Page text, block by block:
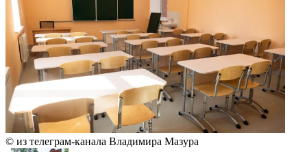
© из телеграм-канала Владимира Мазура